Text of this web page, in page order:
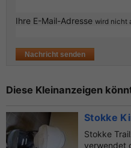
Ihre E-Mail-Adresse wird nicht
Diese Kleinanzeigen
Stokke
Stokke
verwendet